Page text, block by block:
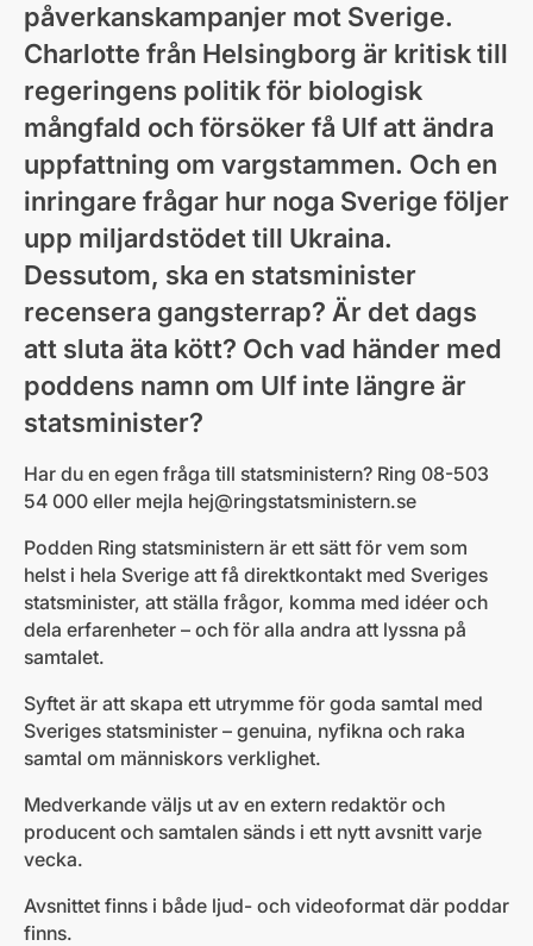
påverkanskampanjer mot Sverige.
Charlotte från Helsingborg är kritisk till
regeringens politik för biologisk
mångfald och försöker få Ulf att ändra
uppfattning om vargstammen. Och en
inringare frågar hur noga Sverige följer
upp miljardstödet till Ukraina.
Dessutom, ska en statsminister
recensera gangsterrap? Är det dags
att sluta äta kött? Och vad händer med
poddens namn om Ulf inte längre är
statsminister?
Har du en egen fråga till statsministern? Ring 08-503
54 000 eller mejla hej@ringstatsministern.se
Podden Ring statsministern är ett sätt för vem som
helst i hela Sverige att få direktkontakt med Sveriges
statsminister, att ställa frågor, komma med idéer och
dela erfarenheter – och för alla andra att lyssna på
samtalet.
Syftet är att skapa ett utrymme för goda samtal med
Sveriges statsminister – genuina, nyfikna och raka
samtal om människors verklighet.
Medverkande väljs ut av en extern redaktör och
producent och samtalen sänds i ett nytt avsnitt varje
vecka.
Avsnittet finns i både ljud- och videoformat där poddar
finns.